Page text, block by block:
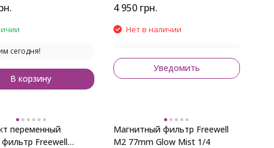
сегодня!
В корзину
4 950 грн.
Нет в наличии
Уведомить
переменный
фильтр Freewell
Магнитный фильтр Freewell
M2 77mm Glow Mist 1/4